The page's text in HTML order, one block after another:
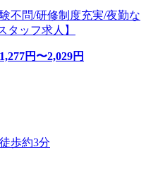
不問/研修制度充実/夜勤な
タッフ求人】
1,277円〜2,029円
歩約3分